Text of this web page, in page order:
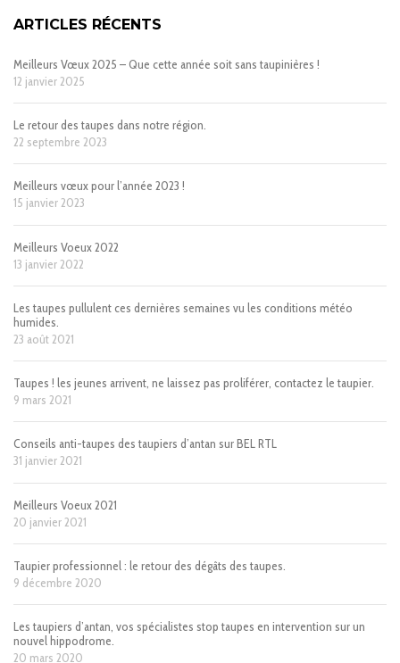
ARTICLES RÉCENTS
Meilleurs Vœux 2025 – Que cette année soit sans taupinières !
12 janvier 2025
Le retour des taupes dans notre région.
22 septembre 2023
Meilleurs vœux pour l’année 2023 !
15 janvier 2023
Meilleurs Voeux 2022
13 janvier 2022
Les taupes pullulent ces dernières semaines vu les conditions météo
humides.
23 août 2021
Taupes ! les jeunes arrivent, ne laissez pas proliférer, contactez le taupier.
9 mars 2021
Conseils anti-taupes des taupiers d’antan sur BEL RTL
31 janvier 2021
Meilleurs Voeux 2021
20 janvier 2021
Taupier professionnel : le retour des dégâts des taupes.
9 décembre 2020
Les taupiers d’antan, vos spécialistes stop taupes en intervention sur un
nouvel hippodrome.
20 mars 2020